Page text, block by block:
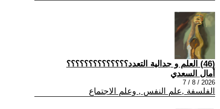
(46) العلم و جدالية التعدد؟؟؟؟؟؟؟؟؟؟؟؟؟؟
أمال السعدي
2026 / 8 / 7
الفلسفة ,علم النفس , وعلم الاجتماع